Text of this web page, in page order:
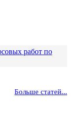
работ по
Больше статей...